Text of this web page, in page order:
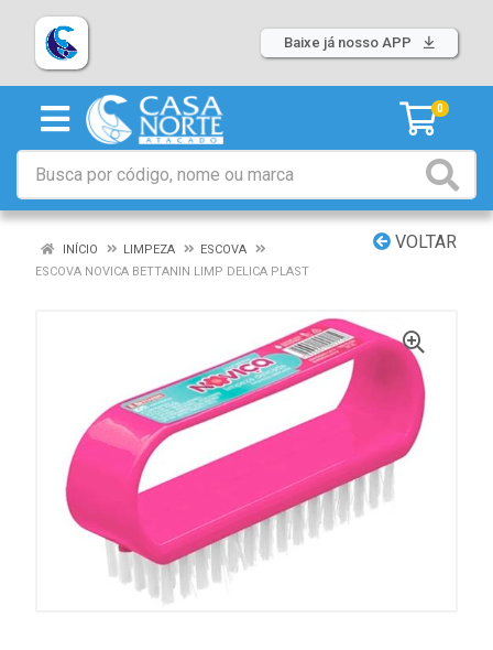
Baixe já nosso APP
0
VOLTAR
INÍCIO LIMPEZA
ESCOVA
ESCOVA NOVICA BETTANIN LIMP DELICA PLAST